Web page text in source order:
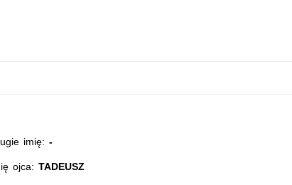
imię:-
ojca:TADEUSZ